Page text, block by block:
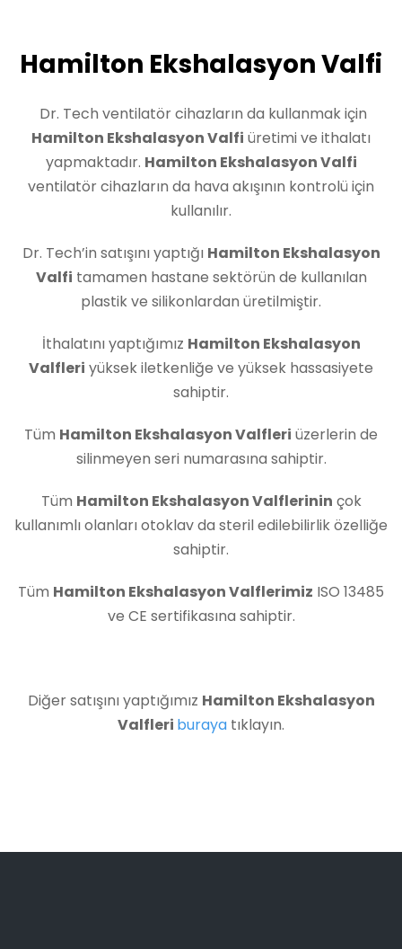
Hamilton Ekshalasyon Valfi
Dr. Tech ventilatör cihazların da kullanmak için
Hamilton Ekshalasyon Valfi üretimi ve ithalatı
yapmaktadır. Hamilton Ekshalasyon Valfi
ventilatör cihazların da hava akışının kontrolü için
kullanılır.
Dr. Tech’in satışını yaptığı Hamilton Ekshalasyon
Valfi tamamen hastane sektörün de kullanılan
plastik ve silikonlardan üretilmiştir.
İthalatını yaptığımız Hamilton Ekshalasyon
Valfleri yüksek iletkenliğe ve yüksek hassasiyete
sahiptir.
Tüm Hamilton Ekshalasyon Valfleri üzerlerin de
silinmeyen seri numarasına sahiptir.
Tüm Hamilton Ekshalasyon Valflerinin çok
kullanımlı olanları otoklav da steril edilebilirlik özelliğe
sahiptir.
Tüm Hamilton Ekshalasyon Valflerimiz ISO 13485
ve CE sertifikasına sahiptir.
Diğer satışını yaptığımız Hamilton Ekshalasyon
Valfleri buraya tıklayın.